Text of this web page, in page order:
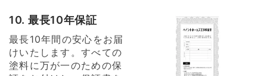
10. 最長10年保証
最長10年間の安心をお届
けいたします。すべての
塗料に万が一のための保